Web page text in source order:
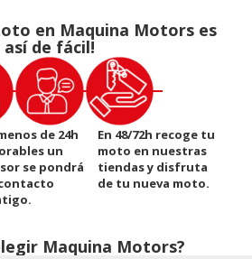
en Maquina Motors es
así de fácil!
de 24h
un
se pondrá
En 48/72h recoge tu
moto en nuestras
tiendas y disfruta
de tu nueva moto.
Maquina Motors?